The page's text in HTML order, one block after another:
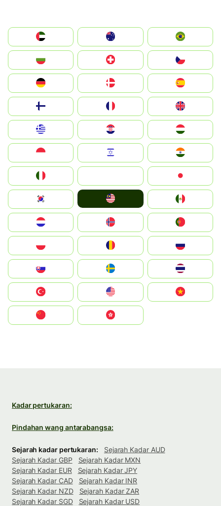
الإمارات العربية المتحدة
Switzerland
Deutschland
United Kingdom
Magyarország
South Korea
United States
中國香港特別行政區
Kadar pertukaran:
Pindahan wang antarabangsa:
Sejarah kadar pertukaran:
Sejarah Kadar AUD
Sejarah Kadar GBP
Sejarah Kadar MXN
Sejarah Kadar EUR
Sejarah Kadar JPY
Sejarah Kadar CAD
Sejarah Kadar INR
Sejarah Kadar NZD
Sejarah Kadar ZAR
Sejarah Kadar SGD
Sejarah Kadar USD